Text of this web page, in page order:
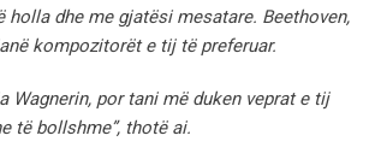
holla dhe me gjatësi mesatare. Beethoven,
kompozitorët e tij të preferuar.
Wagnerin, por tani më duken veprat e tij
të bollshme”, thotë ai.